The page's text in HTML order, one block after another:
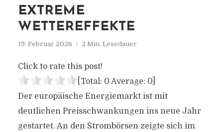
EXTREME
WETTEREFFEKTE
19. Februar 2026 2 Min. Lesedauer
Click to rate this post!
[Total: 0 Average: 0]
Der europäische Energiemarkt ist mit
deutlichen Preisschwankungen ins neue Jahr
gestartet. An den Strombörsen zeigte sich im